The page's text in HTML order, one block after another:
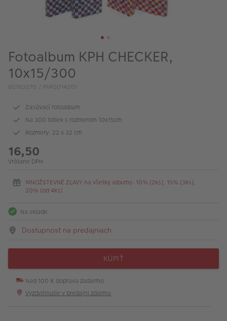
CEWE Fotoprodukty
Fotoalbum KPH CHECKER,
10x15/300
80163070 / PIM5014301
Zasúvací fotoalbum
Na 300 fotiek s rozmerom 10x15cm
Rozmery: 22 x 32 cm
16,50
Vrátane DPH
MNOŽSTEVNÉ ZĽAVY na všetky albumy: 10% (2ks), 15% (3ks),
20% (od 4ks)
Na sklade
Dostupnosť na predajniach
KÚPIŤ
Nad 100 € doprava zadarmo
Vyzdvihnutie v predajni zdarma